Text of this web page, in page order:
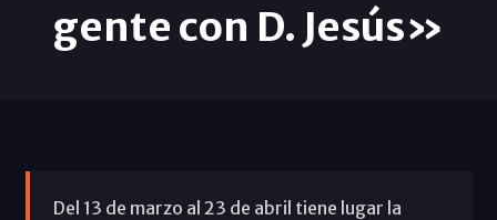
gente con D. Jesús»
Del 13 de marzo al 23 de abril tiene lugar la